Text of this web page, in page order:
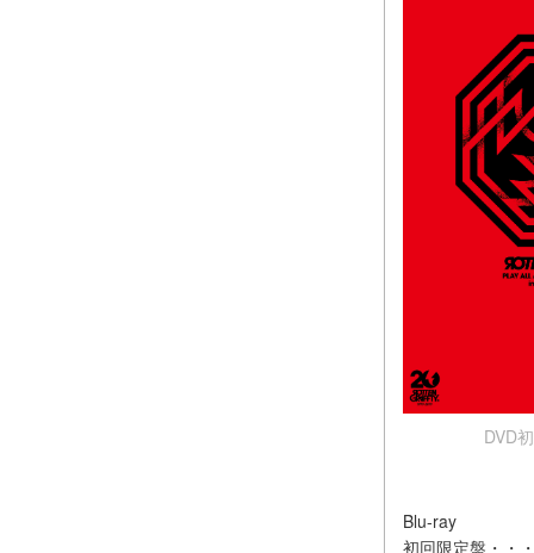
DVD
Blu-ray
初回限定盤・